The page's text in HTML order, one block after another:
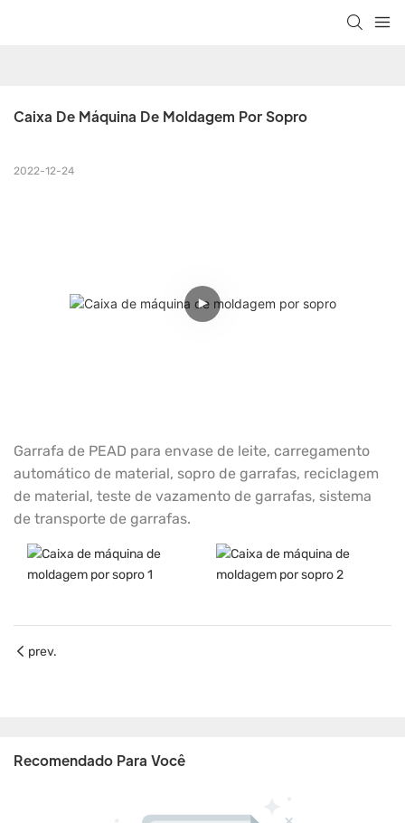
Caixa De Máquina De Moldagem Por Sopro
2022-12-24
Garrafa de PEAD para envase de leite, carregamento
automático de material, sopro de garrafas, reciclagem
de material, teste de vazamento de garrafas, sistema
de transporte de garrafas.
prev.
Recomendado Para Você